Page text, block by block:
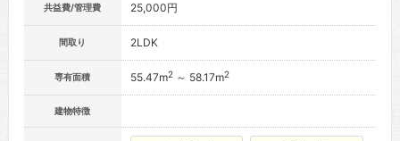
共益費/管理費 25,000円
間取り 2LDK
専有面積 55.47m2～ 58.17m2
建物特徴